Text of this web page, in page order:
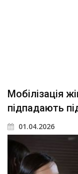
Мобілізація
підпадають
01.04.2026